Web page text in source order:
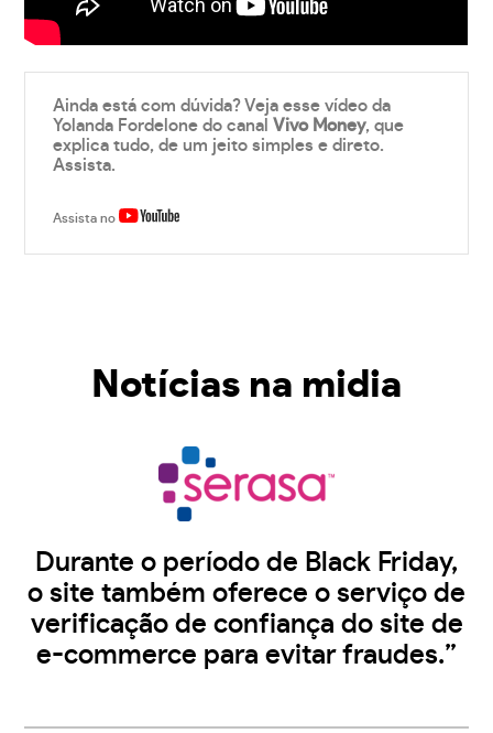
Ainda está com dúvida? Veja esse vídeo da
Yolanda Fordelone do canalVivo Money, que
explica tudo, de um jeito simples e direto.
Assista.
Assista no
Notícias na midia
Durante o período de Black Friday,
o site também oferece o serviço de
verificação de confiança do site de
e-commerce para evitar fraudes.”